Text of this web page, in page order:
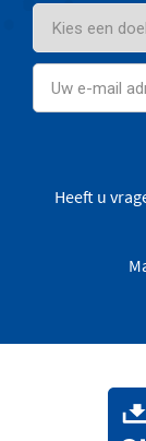
Heeft u